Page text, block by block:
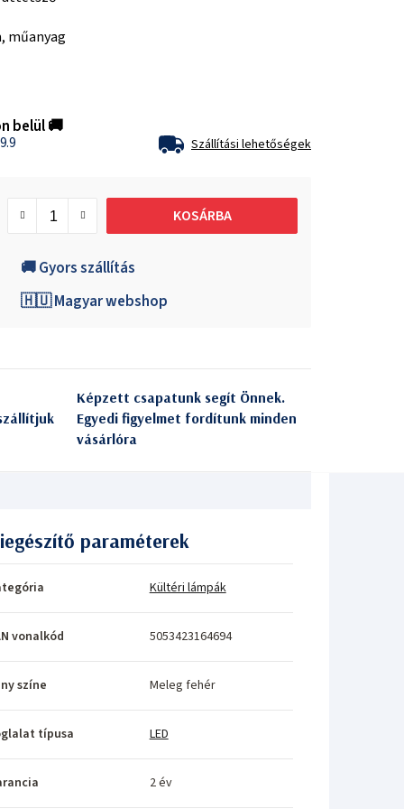
műanyag
belül 🚚
Szállítási lehetőségek
KOSÁRBA
🚚 Gyors szállítás
🇭🇺 Magyar webshop
Képzett csapatunk segít Önnek.
Egyedi figyelmet fordítunk minden
vásárlóra
paraméterek
Kültéri lámpák
vonalkód 5053423164694
színe Meleg fehér
típusa LED
2 év